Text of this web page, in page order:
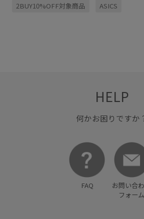
2BUY10%OFF対象商品 ASICS
HELP
何かお困りですか
FAQ
お問い合
フォーム